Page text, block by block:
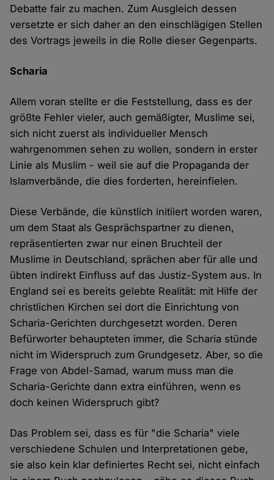
Debatte fair zu machen. Zum Ausgleich dessen
versetzte er sich daher an den einschlägigen Stellen
des Vortrags jeweils in die Rolle dieser Gegenparts.
Scharia
Allem voran stellte er die Feststellung, dass es der
größte Fehler vieler, auch gemäßigter, Muslime sei,
sich nicht zuerst als individueller Mensch
wahrgenommen sehen zu wollen, sondern in erster
Linie als Muslim - weil sie auf die Propaganda der
Islamverbände, die dies forderten, hereinfielen.
Diese Verbände, die künstlich initiiert worden waren,
um dem Staat als Gesprächspartner zu dienen,
repräsentierten zwar nur einen Bruchteil der
Muslime in Deutschland, sprächen aber für alle und
übten indirekt Einfluss auf das Justiz-System aus. In
England sei es bereits gelebte Realität: mit Hilfe der
christlichen Kirchen sei dort die Einrichtung von
Scharia-Gerichten durchgesetzt worden. Deren
Befürworter behaupteten immer, die Scharia stünde
nicht im Widerspruch zum Grundgesetz. Aber, so die
Frage von Abdel-Samad, warum muss man die
Scharia-Gerichte dann extra einführen, wenn es
doch keinen Widerspruch gibt?
Das Problem sei, dass es für "die Scharia" viele
verschiedene Schulen und Interpretationen gebe,
sie also kein klar definiertes Recht sei, nicht einfach